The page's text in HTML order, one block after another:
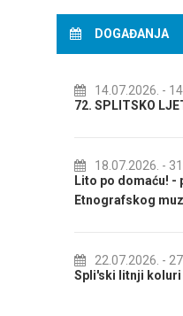
DOGAĐANJA
14.07.2026. -
72. SPLITSKO
18.07.2026. -
Lito po domaću!
Etnografskog
22.07.2026. -
Spli'ski litnji koluri